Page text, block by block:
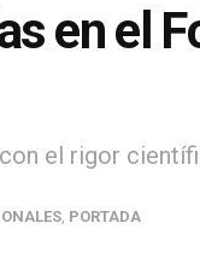
en el
el rigor
PORTADA